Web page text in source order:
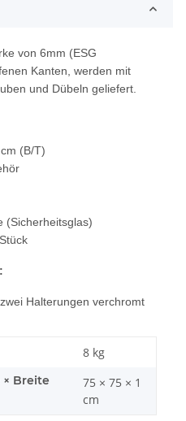
von 6mm (ESG
Kanten, werden mit
und Dübeln geliefert.
(B/T)
(Sicherheitsglas)
Halterungen verchromt
8 kg
Breite
75 × 75 × 1
cm